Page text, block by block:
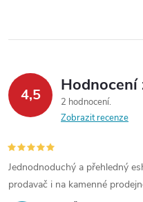
4,5 Hodnocení
2 hodnocení
Zobrazit recenze
Jednodnoduchý a přehledný
prodavač i na kamenné